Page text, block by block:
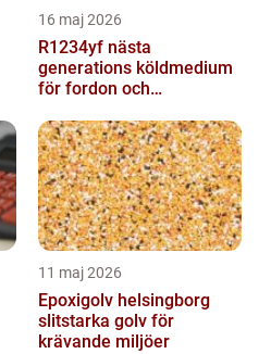
16 maj 2026
R1234yf nästa
generations köldmedium
för fordon och
11 maj 2026
Epoxigolv helsingborg
slitstarka golv för
krävande miljöer